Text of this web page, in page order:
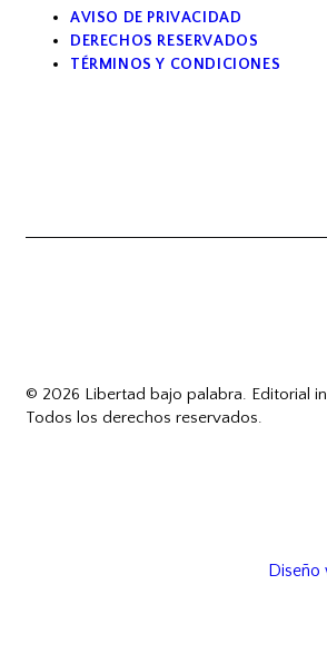
AVISO DE PRIVACIDAD
DERECHOS RESERVADOS
TÉRMINOS Y CONDICIONES
© 2026 Libertad bajo palabra. Editorial
Todos los derechos reservados.
Diseño